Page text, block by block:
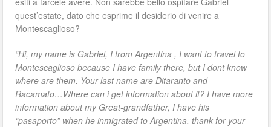
quest’estate, dato che esprime il desiderio di venire a
Montescaglioso?
“Hi, my name is Gabriel, I from Argentina , I want to travel to
Montescaglioso because I have family there, but I dont know
where are them. Your last name are Ditaranto and
Racamato…Where can i get information about it? I have more
information about my Great-grandfather, I have his
“pasaporto” when he inmigrated to Argentina. thank for your